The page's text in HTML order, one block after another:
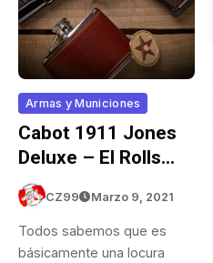
Armas y Municiones
Cabot 1911 Jones
Deluxe – El Rolls
Royce De Las
.45ACP
CZ99 Marzo 9, 2021
Todos sabemos que es
básicamente una locura